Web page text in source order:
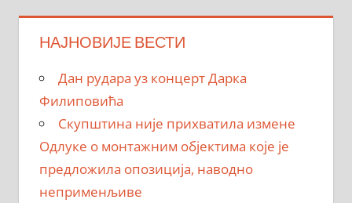
НАЈНОВИЈЕ ВЕСТИ
Дан рудара уз концерт Дарка
Филиповића
Скупштина није прихватила измене
Одлуке о монтажним објектима које је
предложила опозиција, наводно
неприменљиве